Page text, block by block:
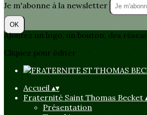
Je m'abonne à la newsletter
OK
Ajoutez un logo, un bouton, des
Cliquez pour éditer
Accueil ▴▾
Fraternité Saint Thomas Becket
Présentation